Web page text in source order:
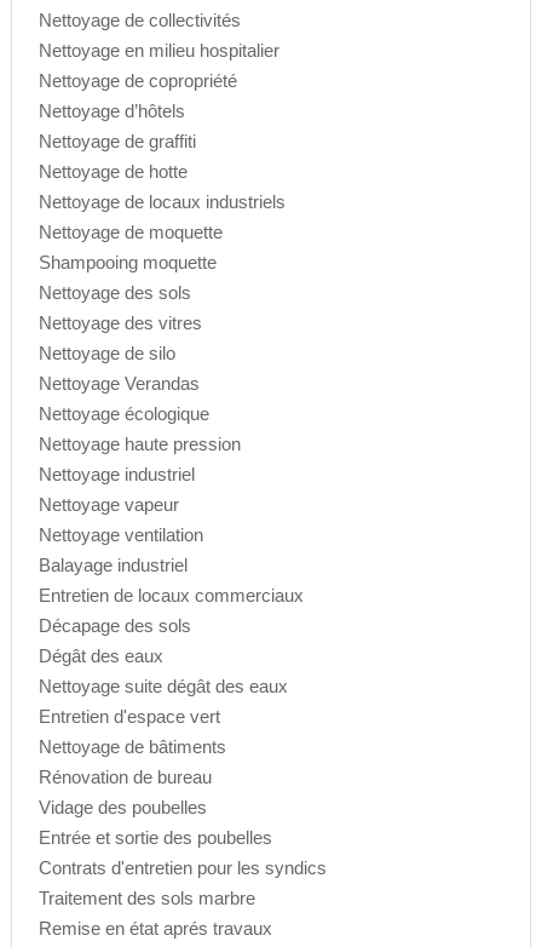
Nettoyage de collectivités
Nettoyage en milieu hospitalier
Nettoyage de copropriété
Nettoyage d’hôtels
Nettoyage de graffiti
Nettoyage de hotte
Nettoyage de locaux industriels
Nettoyage de moquette
Shampooing moquette
Nettoyage des sols
Nettoyage des vitres
Nettoyage de silo
Nettoyage Verandas
Nettoyage écologique
Nettoyage haute pression
Nettoyage industriel
Nettoyage vapeur
Nettoyage ventilation
Balayage industriel
Entretien de locaux commerciaux
Décapage des sols
Dégât des eaux
Nettoyage suite dégât des eaux
Entretien d'espace vert
Nettoyage de bâtiments
Rénovation de bureau
Vidage des poubelles
Entrée et sortie des poubelles
Contrats d'entretien pour les syndics
Traitement des sols marbre
Remise en état aprés travaux